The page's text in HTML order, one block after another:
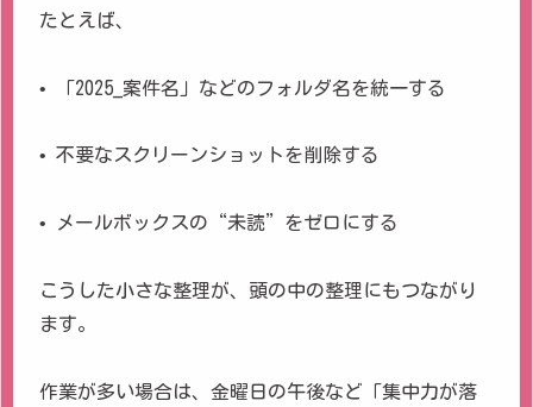
たとえば、
• 「2025_案件名」などのフォルダ名を統一する
• 不要なスクリーンショットを削除する
• メールボックスの“未読”をゼロにする
こうした小さな整理が、頭の中の整理にもつながり
ます。
作業が多い場合は、金曜日の午後など「集中力が落